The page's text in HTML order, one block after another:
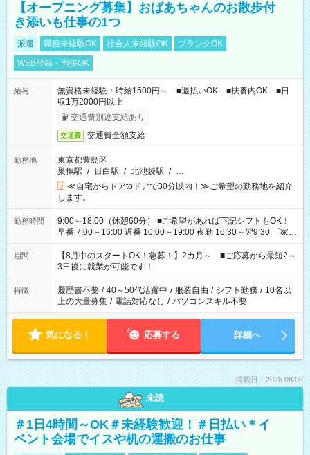
【オープニング募集】おばあちゃんのお散歩付
き添いも仕事の1つ
派遣 職種未経験OK 社会人未経験OK
ブランクOK
WEB登録・面接OK
給与
無資格未経験：時給1500円～ ■週払いOK ■扶養内OK ■日
収1万2000円以上
交通費別途支給あり
交通費 交通費全額支給
勤務地
東京都豊島区
巣鴨駅 / 目白駅 / 北池袋駅 / …
≪自宅からドアtoドアで30分以内！≫ご希望の勤務地を紹介
します。
勤務時間
9:00～18:00（休憩60分） ■ご希望があれば下記シフトもOK！
早番 7:00～16:00 遅番 10:00～19:00 夜勤 16:30～翌9:30 「家族
と休みを合わせたい」 「余裕を持って夕飯の準備がしたい」
「できれば残業はしたくない」 など、ご希望を教えてください
ね。 ※Wワーク希望の方へ 今ご覧のお仕事で希望する勤務時間
と、もう1つのお仕事の勤務時間。 合計で週40時間を超える場
合は応募できません。
期間
【8月中のスタートOK！急募！】2カ月～ ■ご応募から最短2～
3日後に就業が可能です！
特徴 履歴書不要 / 40～50代活躍中 / 服装自由 / シフト勤務 / 10名以
上の大量募集 / 電話対応なし / パソコンスキル不要
気になる！ 応募する 詳細へ
掲載日：2026.08.06
未読
＃1日4時間～OK＃未経験歓迎！＃日払い＊イ
ベント会場でイスや机の運搬のお仕事